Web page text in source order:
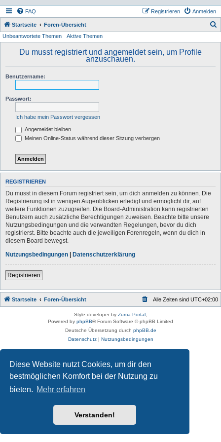
Diese Website nutzt Cookies, um dir den
bestmöglichen Komfort bei der Nutzung zu
bieten. Mehr erfahren
Verstanden!
FAQ Anmelden
Registrieren
Startseite Foren-Übersicht
Unbeantwortete Themen Aktive Themen
Du musst registriert und angemeldet sein, um Profile
anzuschauen.
Benutzername:
Passwort:
Ich habe mein Passwort vergessen
Angemeldet bleiben
Meinen Online-Status während dieser Sitzung verbergen
REGISTRIEREN
Du musst in diesem Forum registriert sein, um dich anmelden zu können. Die
Registrierung ist in wenigen Augenblicken erledigt und ermöglicht dir, auf
weitere Funktionen zuzugreifen. Die Board-Administration kann registrierten
Benutzern auch zusätzliche Berechtigungen zuweisen. Beachte bitte unsere
Nutzungsbedingungen und die verwandten Regelungen, bevor du dich
registrierst. Bitte beachte auch die jeweiligen Forenregeln, wenn du dich in
diesem Board bewegst.
Nutzungsbedingungen | Datenschutzerklärung
Registrieren
Startseite Foren-Übersicht Alle Zeiten sind UTC+02:00
Style developer by Zuma Portal
Powered by phpBB® Forum Software © phpBB Limited
Deutsche Übersetzung durch phpBB.de
Datenschutz| Nutzungsbedingungen